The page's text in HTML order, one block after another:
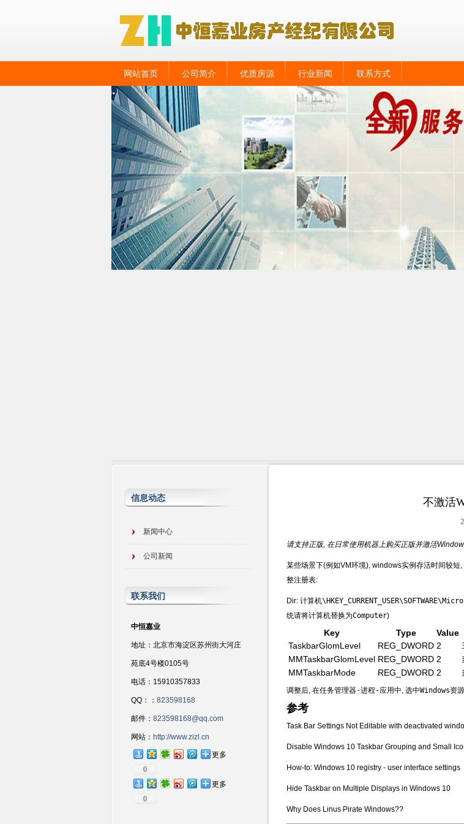
网站首页 公司简介 优质房源 行业新闻 联系方式
信息动态
新闻中心
公司新闻
联系我们
中恒嘉业
地址：北京市海淀区苏州街大河庄
苑底4号楼0105号
电话：15910357833
QQ：： 823598168
邮件： 823598168@qq.com
网站： http://www.zizl.cn
更多
0
更多
0
不激活
请支持正版, 在日常使用机器上购买正版并激活
某些场景下(例如VM环境), windows实例存活时间较
整注册表:
Dir: 计算机
统请将计算机替换为Computer)
Key Type Value
TaskbarGlomLevel
REG_DWORD 2
MMTaskbarGlomLevel REG_DWORD 2
MMTaskbarMode
REG_DWORD 2
调整后, 在任务管理器-进程-应用中, 选中Windows资
参考
Task Bar Settings Not Editable with deactivated
Disable Windows 10 Taskbar Grouping and Small
How-to: Windows 10 registry - user interface settings
Hide Taskbar on Multiple Displays in Windows 10
Why Does Linus Pirate Windows??